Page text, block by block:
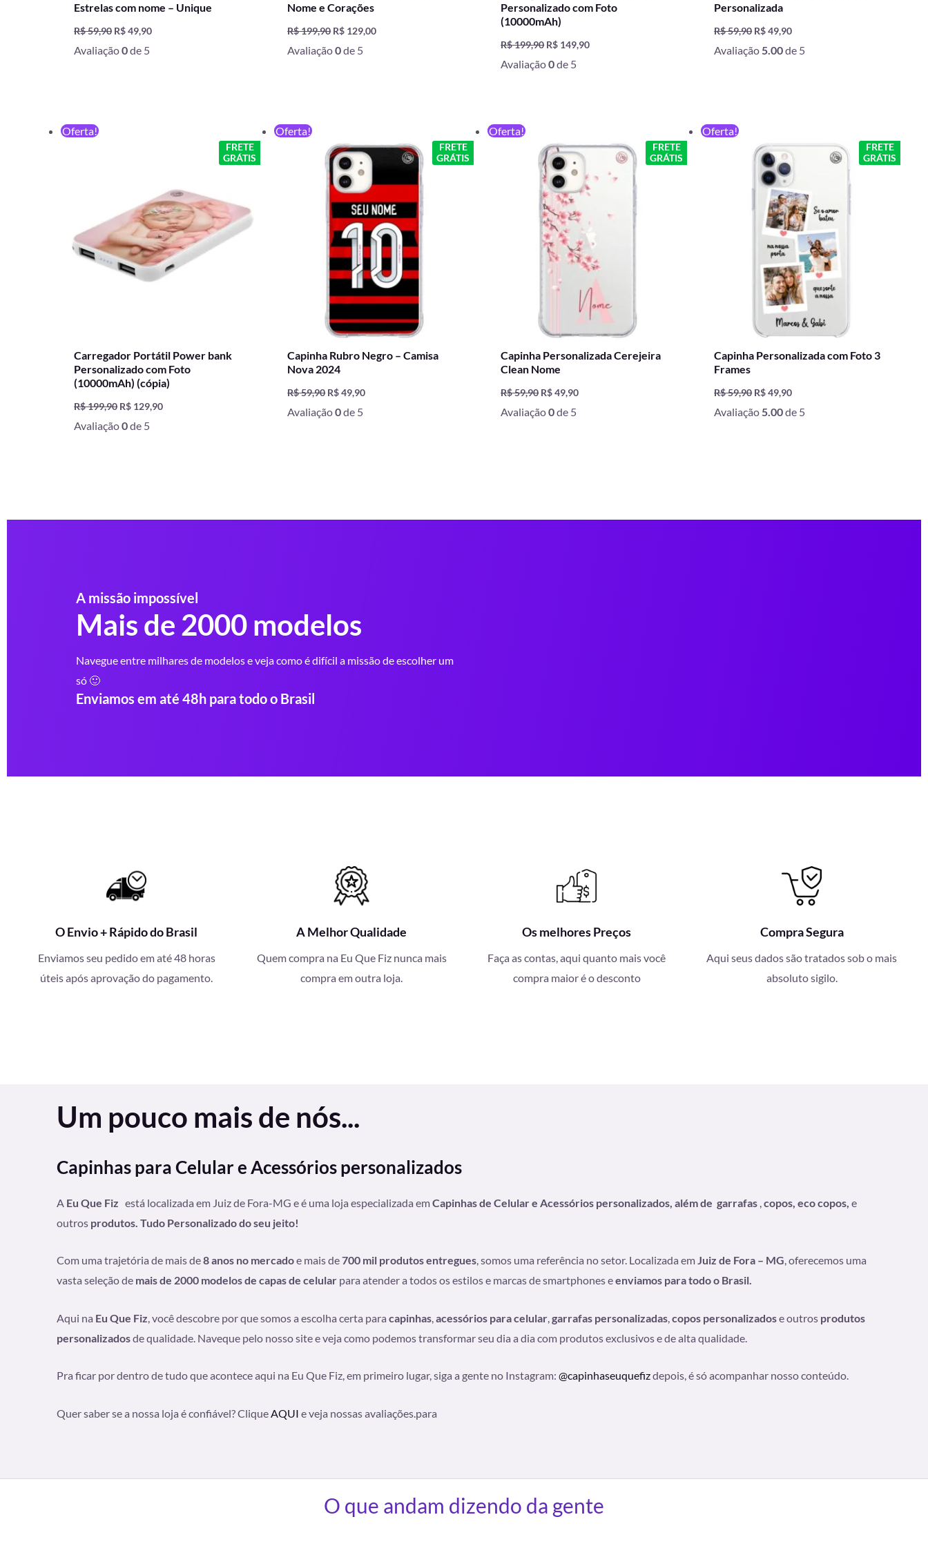
Estrelas com nome – Unique
R$59,90 R$49,90
Avaliação0de 5
Nome e Corações
R$199,90 R$ 129,00
Avaliação0de 5
Personalizado com Foto
(10000mAh)
R$199,90 R$ 149,90
Avaliação0de 5
Personalizada
R$59,90 R$49,90
Avaliação5.00de 5
Oferta!
FRETE
GRÁTIS
Carregador Portátil Power bank
Personalizado com Foto
(10000mAh) (cópia)
R$199,90 R$ 129,90
Avaliação0de 5
Oferta!
FRETE
GRÁTIS
Capinha Rubro Negro – Camisa
Nova 2024
R$59,90
original
era:
R$ 59,90.
R$49,90
atual
é:
Avaliação0de 5
Oferta!
FRETE
GRÁTIS
Capinha Personalizada Cerejeira
Clean Nome
R$59,90
original
era:
R$ 59,90.
R$49,90
atual
R$ 49,90.
Avaliação0de 5
Oferta!
FRETE
GRÁTIS
Capinha Personalizada com Foto 3
Frames
R$59,90
original
era:
R$ 59,90.
R$49,90
R$ 49,90.
Avaliação5.00de 5
A missão impossível
Mais de 2000 modelos
Navegue entre milhares de modelos e veja como é difícil a missão de escolher um
só 🙂
Enviamos em até 48h para todo o Brasil
O Envio + Rápido do Brasil
Enviamos seu pedido em até 48 horas
úteis após aprovação do pagamento.
A Melhor Qualidade
Quem compra na Eu Que Fiz nunca mais
compra em outra loja.
Os melhores Preços
Faça as contas, aqui quanto mais você
compra maior é o desconto
Compra Segura
Aqui seus dados são tratados sob o mais
absoluto sigilo.
Um pouco mais de nós...
Capinhas para Celular e Acessórios personalizados
A Eu Que Fiz está localizada em Juiz de Fora-MG e é uma loja especializada emCapinhas de Celular e Acessórios personalizados, além de garrafas copos, eco copos, e
outros produtos. Tudo Personalizado do seu jeito!
Com uma trajetória de mais de8 anos no mercadoe mais de700 mil produtos entregues, somos uma referência no setor. Localizada emJuiz de Fora – MG, oferecemos uma
vasta seleção de mais de 2000 modelos de capas de celular para atender a todos os estilos e marcas de smartphones eenviamos para todo o Brasil.
Aqui na Eu Que Fiz, você descobre por que somos a escolha certa para capinhas,acessórios para celular,garrafas personalizadas,copos personalizadose outros produtos
personalizadosde qualidade. Naveque pelo nosso site e veja como podemos transformar seu dia a dia com produtos exclusivos e de alta qualidade.
Pra ficar por dentro de tudo que acontece aqui na Eu Que Fiz, em primeiro lugar, siga a gente no Instagram: @capinhaseuquefizdepois, é só acompanhar nosso conteúdo.
Quer saber se a nossa loja é confiável? CliqueAQUI e veja nossas avaliações.para
O que andam dizendo da gente